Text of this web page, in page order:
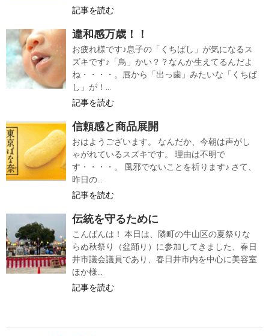
記事を読む
違和感万歳！！
お疲れ様です♪息子の「くちばし」が気になるス
ズキです♪「鳥」かい？？なんか生えてるんだよ
ね・・・・。唇から「出っ歯」みたいな「くちば
し」が！...
記事を読む
信頼感と商品展開
おはようございます。 なんだか、今朝は声がし
ゃがれているスズキです。 理由は不明で
す・・・・。 風邪でないことを祈ります♪ さて、
昨日の...
記事を読む
伝統を守るために
こんばんは！ 本日は、隣町の牛山区の夏祭りな
らぬ秋祭り（盆踊り）に参加してきました、春日
井市議会議員であり、春日井市内を中心に美容室
ほか様...
記事を読む